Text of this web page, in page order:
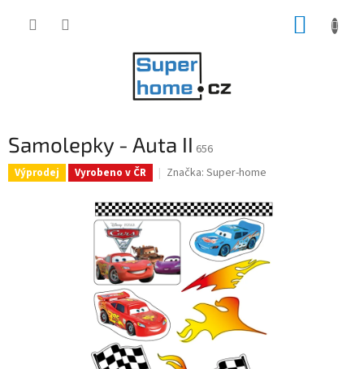
Samolepky - Auta II 656
Výprodej Vyrobeno v ČR Značka: Super-home